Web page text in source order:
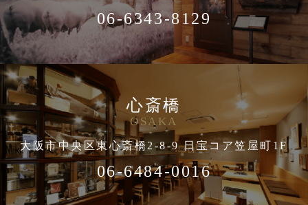
06-6343-8129
心斎橋
OSAKA
大阪市中央区東心斎橋2-8-9 日宝コア笠屋町1F
06-6484-0016